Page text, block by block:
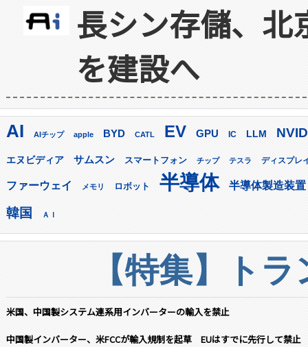
長シン存儲、北
を建設へ
AI AIチップ apple BYD CATL EV GPU IC LLM
エヌビディア サムスン スマートフォン チップ テスラ ディスプレ
ファーウェイ メモリ ロボット 半導体 半導体製造装置
韓国 ＡＩ
【特集】ト
米国、中国製システム連系用インバーターの輸入を禁止
中国製インバーター、米FCCが輸入規制を起草 EUはすでに先行して禁止